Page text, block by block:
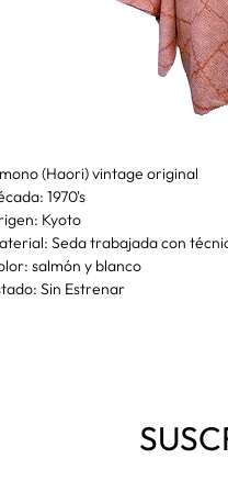
(Haori) vintage original
1970's
Kyoto
Seda trabajada con
salmón y blanco
Sin Estrenar